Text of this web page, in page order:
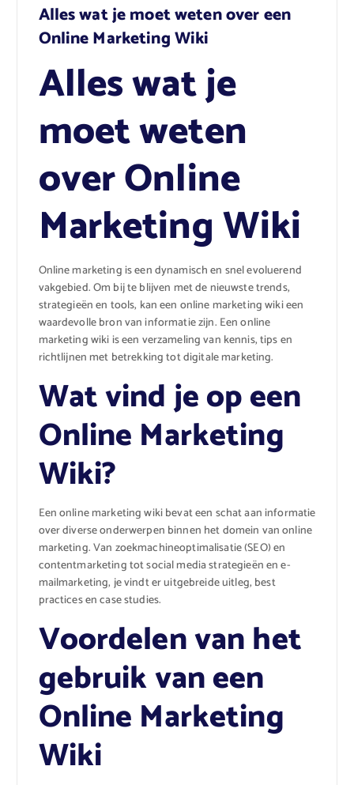
Alles wat je moet weten over een
Online Marketing Wiki
Alles wat je
moet weten
over Online
Marketing Wiki
Online marketing is een dynamisch en snel evoluerend
vakgebied. Om bij te blijven met de nieuwste trends,
strategieën en tools, kan een online marketing wiki een
waardevolle bron van informatie zijn. Een online
marketing wiki is een verzameling van kennis, tips en
richtlijnen met betrekking tot digitale marketing.
Wat vind je op een
Online Marketing
Wiki?
Een online marketing wiki bevat een schat aan informatie
over diverse onderwerpen binnen het domein van online
marketing. Van zoekmachineoptimalisatie (SEO) en
contentmarketing tot social media strategieën en e-
mailmarketing, je vindt er uitgebreide uitleg, best
practices en case studies.
Voordelen van het
gebruik van een
Online Marketing
Wiki